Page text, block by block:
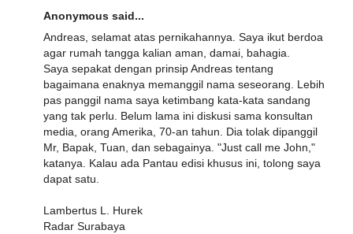
Anonymous said...
Andreas, selamat atas pernikahannya. Saya ikut berdoa
agar rumah tangga kalian aman, damai, bahagia.
Saya sepakat dengan prinsip Andreas tentang
bagaimana enaknya memanggil nama seseorang. Lebih
pas panggil nama saya ketimbang kata-kata sandang
yang tak perlu. Belum lama ini diskusi sama konsultan
media, orang Amerika, 70-an tahun. Dia tolak dipanggil
Mr, Bapak, Tuan, dan sebagainya. "Just call me John,"
katanya. Kalau ada Pantau edisi khusus ini, tolong saya
dapat satu.
Lambertus L. Hurek
Radar Surabaya